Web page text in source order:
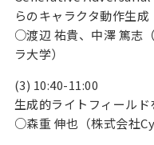
らのキャラクタ動作生成
○渡辺 祐貴、中澤 篤志
ラ大学）
(3) 10:40-11:00
生成的ライトフィール
○森重 伸也（株式会社